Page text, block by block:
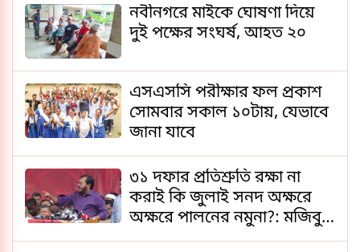
নবীনগরে মাইকে ঘোষণা দিয়ে
দুই পক্ষের সংঘর্ষ, আহত ২০
এসএসসি পরীক্ষার ফল প্রকাশ
সোমবার সকাল ১০টায়, যেভাবে
জানা যাবে
৩১ দফার প্রতিশ্রুতি রক্ষা না
করাই কি জুলাই সনদ অক্ষরে
অক্ষরে পালনের নমুনা?: মজিবুর
রহমান মঞ্জু